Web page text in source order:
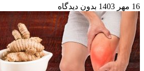
16 مهر 1403 بدون دیدگاه